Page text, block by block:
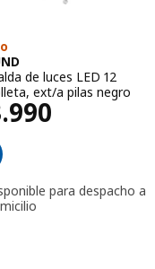
opiniones:
de luces LED 12
ext/a pilas negro
$ 13990
para despacho a